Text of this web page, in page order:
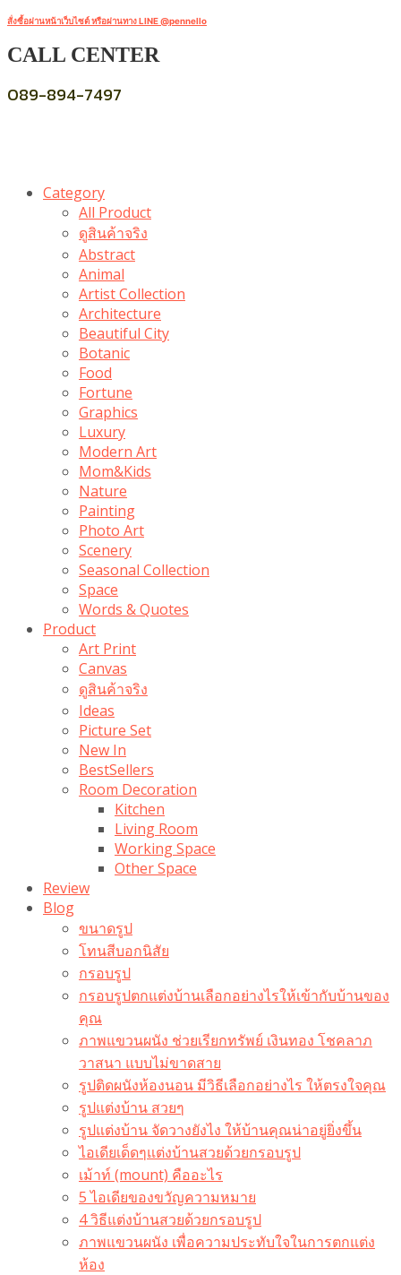
สั่งซื้อผ่านหน้าเว็บไซต์ หรือผ่านทาง LINE @pennello
CALL CENTER
089-894-7497
Category
All Product
ดูสินค้าจริง
Abstract
Animal
Artist Collection
Architecture
Beautiful City
Botanic
Food
Fortune
Graphics
Luxury
Modern Art
Mom&Kids
Nature
Painting
Photo Art
Scenery
Seasonal Collection
Space
Words & Quotes
Product
Art Print
Canvas
ดูสินค้าจริง
Ideas
Picture Set
New In
BestSellers
Room Decoration
Kitchen
Living Room
Working Space
Other Space
Review
Blog
ขนาดรูป
โทนสีบอกนิสัย
กรอบรูป
กรอบรูปตกแต่งบ้านเลือกอย่างไรให้เข้ากับบ้านของ
คุณ
ภาพแขวนผนัง ช่วยเรียกทรัพย์ เงินทอง โชคลาภ
วาสนา แบบไม่ขาดสาย
รูปติดผนังห้องนอน มีวิธีเลือกอย่างไร ให้ตรงใจคุณ
รูปแต่งบ้าน สวยๆ
รูปแต่งบ้าน จัดวางยังไง ให้บ้านคุณน่าอยู่ยิ่งขึ้น
ไอเดียเด็ดๆแต่งบ้านสวยด้วยกรอบรูป
เม้าท์ (mount) คืออะไร​
5 ไอเดียของขวัญความหมาย
4 วิธีแต่งบ้านสวยด้วยกรอบรูป
ภาพแขวนผนัง เพื่อความประทับใจในการตกแต่ง
ห้อง